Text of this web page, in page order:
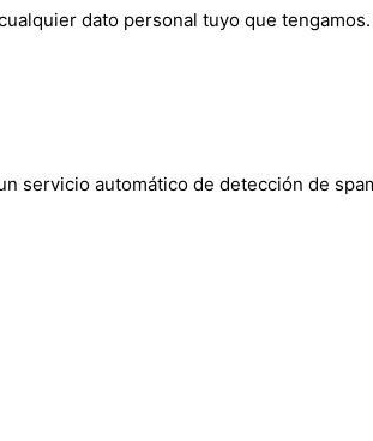
dato personal tuyo que
servicio automático de detección de